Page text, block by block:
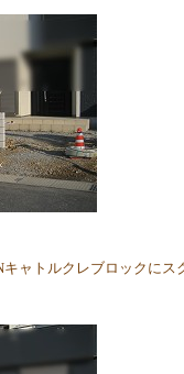
ャトルクレブロックにス